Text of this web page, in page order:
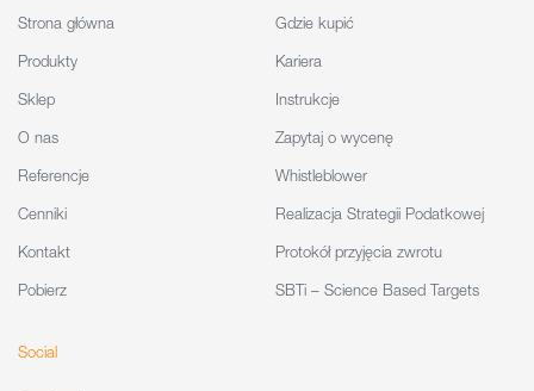
Strona główna
Produkty
Sklep
O nas
Referencje
Cenniki
Kontakt
Pobierz
Gdzie kupić
Kariera
Instrukcje
Zapytaj o wycenę
Whistleblower
Realizacja Strategii Podatkowej
Protokół przyjęcia zwrotu
SBTi – Science Based Targets
Social